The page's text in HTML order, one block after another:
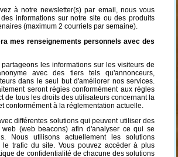
à notre newsletter(s) par email, nous vous
informations sur notre site ou des produits
(maximum 2 courriels par semaine).
mes renseignements personnels avec des
les informations sur les visiteurs de
avec des tiers tels qu'annonceurs,
dans le seul but d'améliorer nos services.
seront régies conformément aux règles
de tous les droits des utilisateurs concernant la
conformément à la réglementation actuelle.
différentes solutions qui peuvent utiliser des
(web beacons) afin d'analyser ce qui se
Nous utilisons actuellement les solutions
le trafic du site. Vous pouvez accéder à plus
de confidentialité de chacune des solutions